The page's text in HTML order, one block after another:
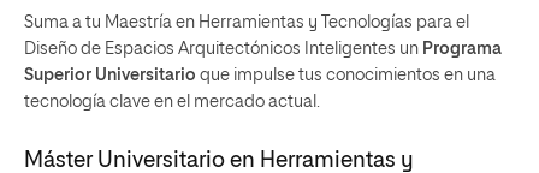
Suma a tu Maestría en Herramientas y Tecnologías para el
Diseño de Espacios Arquitectónicos Inteligentes un Programa
Superior Universitario que impulse tus conocimientos en una
tecnología clave en el mercado actual.
Máster Universitario en Herramientas y